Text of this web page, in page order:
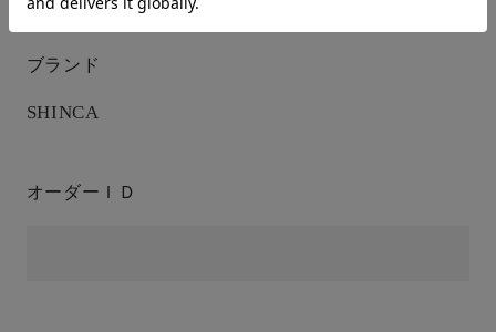
ブランド
SHINCA
オーダーＩＤ